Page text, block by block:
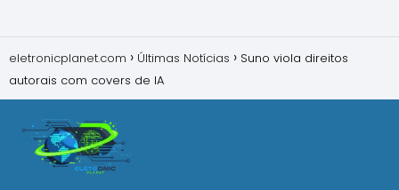
eletronicplanet.com Últimas Notícias
Suno viola direitos
autorais com covers de IA